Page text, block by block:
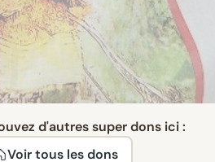
d'autres super dons ici :
Voir tous les dons